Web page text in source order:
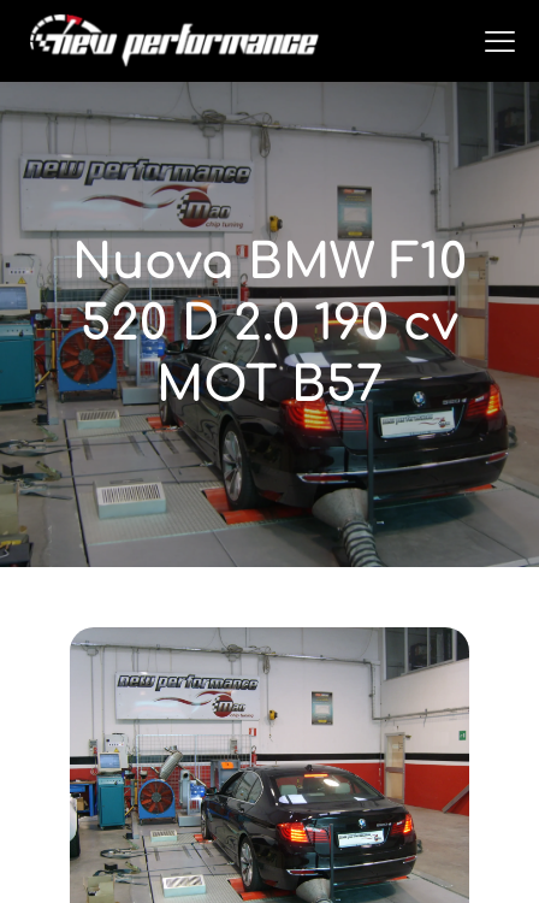
Nuova BMW F10
520 D 2.0 190 cv
MOT B57